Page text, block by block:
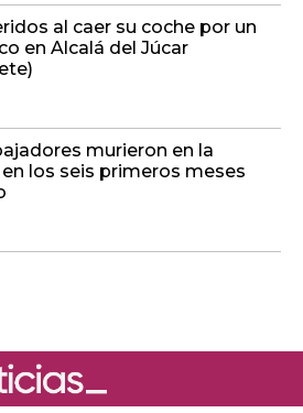
al caer su coche por un
en Alcalá del Júcar
murieron en la
los seis primeros meses